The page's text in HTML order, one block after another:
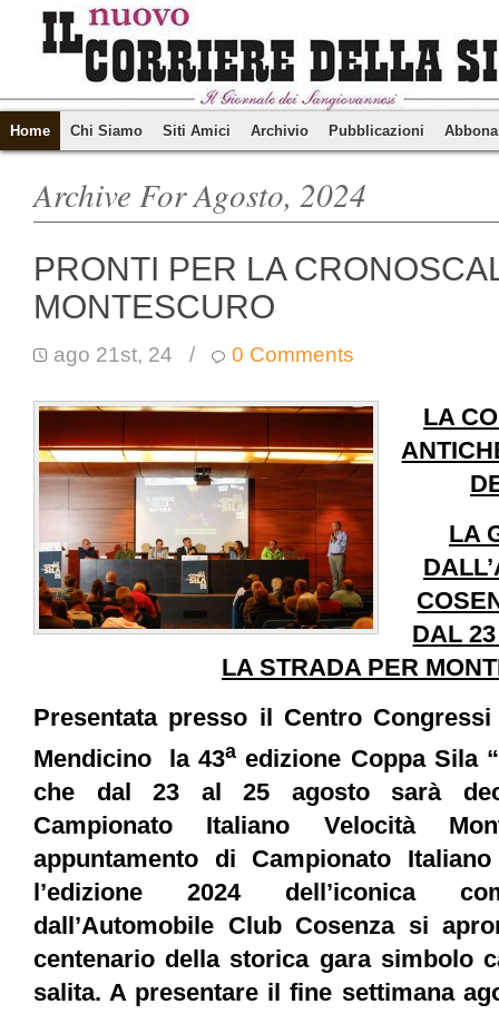
Home Chi Siamo Siti Amici Archivio Pubblicazioni
Archive For Agosto, 2024
PRONTI PER LA
MONTESCURO
ago 21st, 24 / 0 Comments
LA
LA
DAL
LA STRADA PER
Presentata presso il Centro
Mendicino la 43a edizione Coppa Sila
che dal 23 al 25 agosto sarà
Campionato Italiano Velocità
appuntamento di Campionato
l’edizione 2024 dell’iconica
dall’Automobile Club Cosenza si
centenario della storica gara simbolo
salita. A presentare il fine settimana